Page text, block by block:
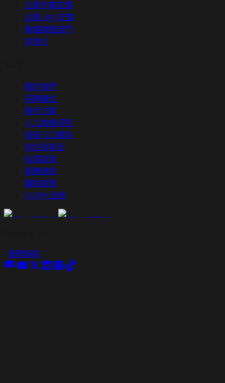
企業方案定價
企業 API 定價
聯絡銷售部門
本地化
關於我們
招聘職位
替代方案
人工智能研究
保安入口網站
信任與安全
私隱政策
服務條款
審核政策
GDPR 合規
服務條款